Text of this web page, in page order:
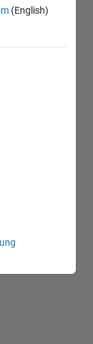
(English)